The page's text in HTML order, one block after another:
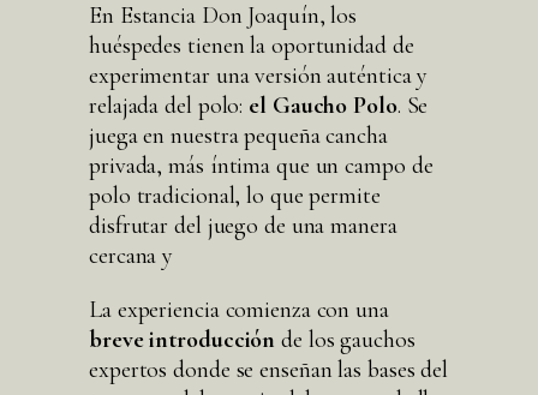
En Estancia Don Joaquín, los
huéspedes tienen la oportunidad de
experimentar una versión auténtica y
relajada del polo: el Gaucho Polo. Se
juega en nuestra pequeña cancha
privada, más íntima que un campo de
polo tradicional, lo que permite
disfrutar del juego de una manera
cercana y
La experiencia comienza con una
breve introducción de los gauchos
expertos donde se enseñan las bases del